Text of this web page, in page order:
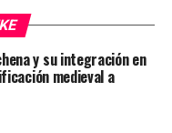
y su integración en
medieval a